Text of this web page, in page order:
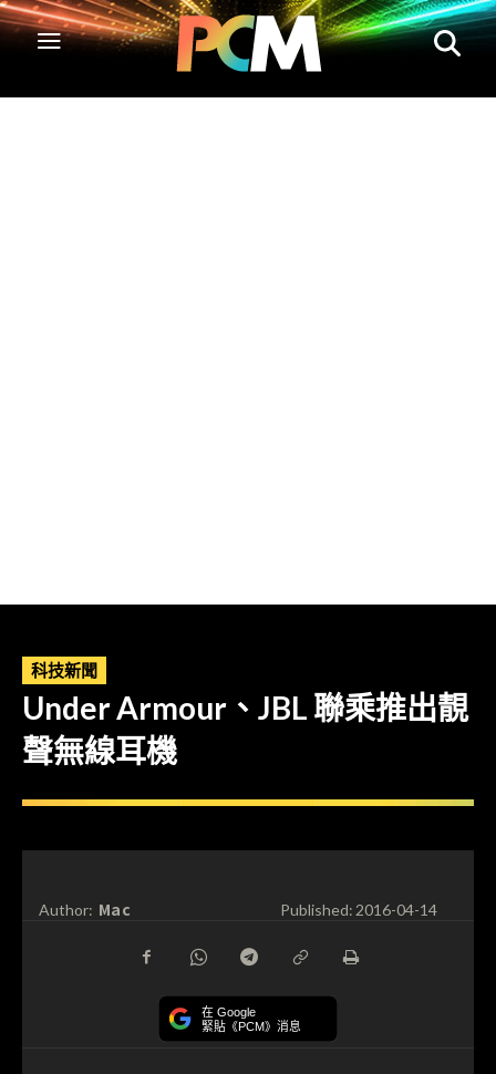
科技新聞
Under Armour、JBL 聯乘推出靚
聲無線耳機
Author: Mac Published:2016-04-14
在 Google
緊貼《PCM》消息